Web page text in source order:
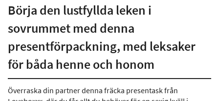
Börja den lustfyllda leken i
sovrummet med denna
presentförpackning, med leksaker
för båda henne och honom
Överraska din partner denna fräcka presentask från